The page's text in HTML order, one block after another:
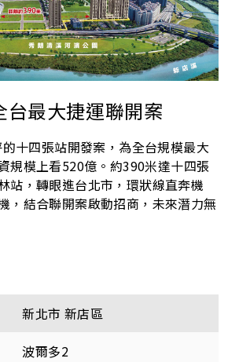
台最大捷運聯開案
十四張站開發案，為全台規模最大
規模上看520億。約390米達十四張
站，轉眼進台北市，環狀線直奔機
，結合聯開案啟動招商，未來潛力無
新北市 新店區
波爾多2